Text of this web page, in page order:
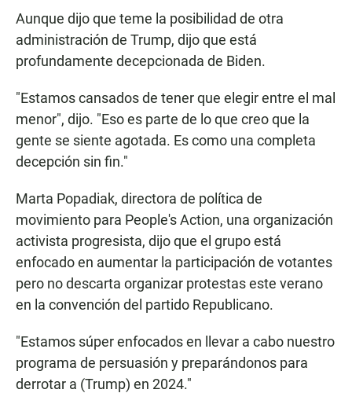
Aunque dijo que teme la posibilidad de otra
administración de Trump, dijo que está
profundamente decepcionada de Biden.
"Estamos cansados de tener que elegir entre el mal
menor", dijo. "Eso es parte de lo que creo que la
gente se siente agotada. Es como una completa
decepción sin fin."
Marta Popadiak, directora de política de
movimiento para People's Action, una organización
activista progresista, dijo que el grupo está
enfocado en aumentar la participación de votantes
pero no descarta organizar protestas este verano
en la convención del partido Republicano.
"Estamos súper enfocados en llevar a cabo nuestro
programa de persuasión y preparándonos para
derrotar a (Trump) en 2024."